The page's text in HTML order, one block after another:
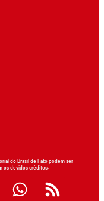
do Brasil de Fato podem ser
os devidos créditos.